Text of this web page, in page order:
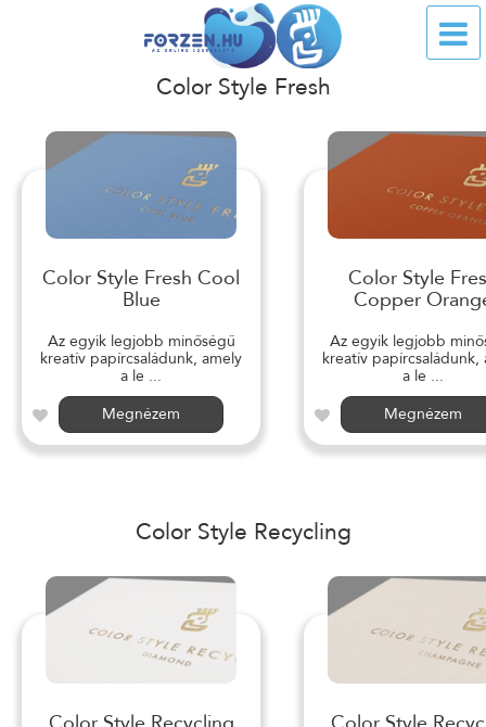
Color Style Fresh
Color Style Fresh Cool
Blue
Az egyik legjobb minőségű
kreatív papírcsaládunk, amely
a le ...
Megnézem
Color Style
Copper
Az egyik legjobb
kreatív papírcsaládunk,
a le ...
Megnézem
Color Style Recycling